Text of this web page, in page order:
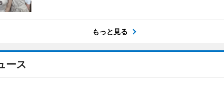
もっと見る
ース